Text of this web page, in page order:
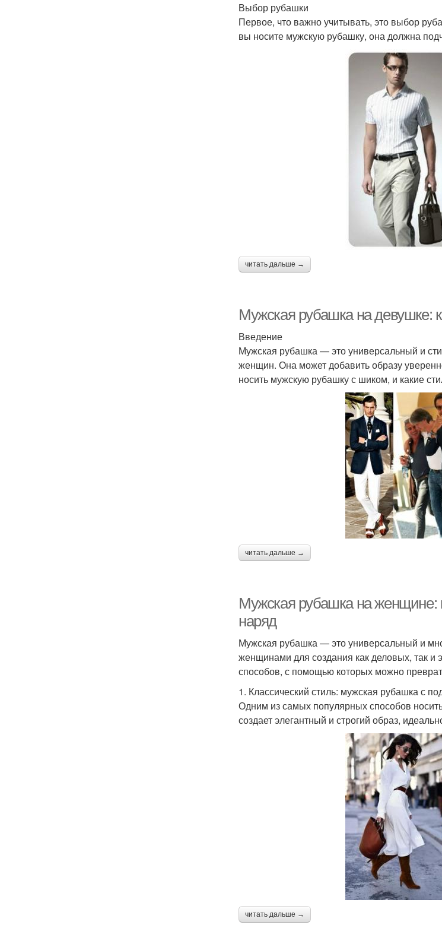
Выбор рубашки
Первое, что важно учитывать, это выбор
вы носите мужскую рубашку, она должна
читать дальше →
Мужская рубашка на девушке:
Введение
Мужская рубашка — это универсальный и
женщин. Она может добавить образу
носить мужскую рубашку с шиком, и какие
читать дальше →
Мужская рубашка на женщине:
наряд
Мужская рубашка — это универсальный и
женщинами для создания как деловых, так и
способов, с помощью которых можно
1. Классический стиль: мужская рубашка с
Одним из самых популярных способов
создает элегантный и строгий образ,
читать дальше →